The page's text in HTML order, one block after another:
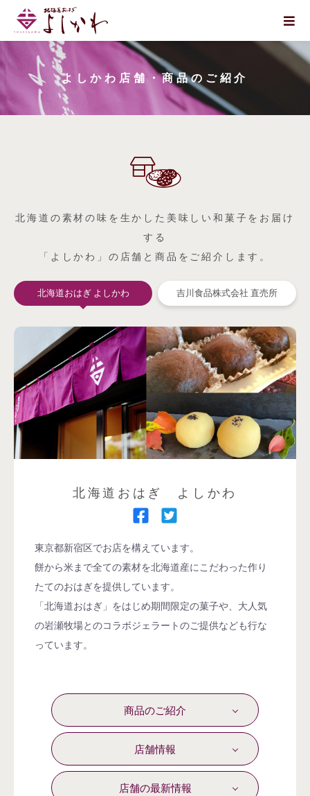
よしかわ店舗・商品のご紹介
北海道の素材の味を生かした美味しい和菓子をお届け
する
「よしかわ」の店舗と商品をご紹介します。
北海道おはぎ よしかわ 吉川食品株式会社 直売所
北海道おはぎ よしかわ
東京都新宿区でお店を構えています。
餅から米まで全ての素材を北海道産にこだわった作り
たてのおはぎを提供しています。
「北海道おはぎ」をはじめ期間限定の菓子や、大人気
の岩瀬牧場とのコラボジェラートのご提供なども行な
っています。
商品のご紹介
店舗情報
店舗の最新情報